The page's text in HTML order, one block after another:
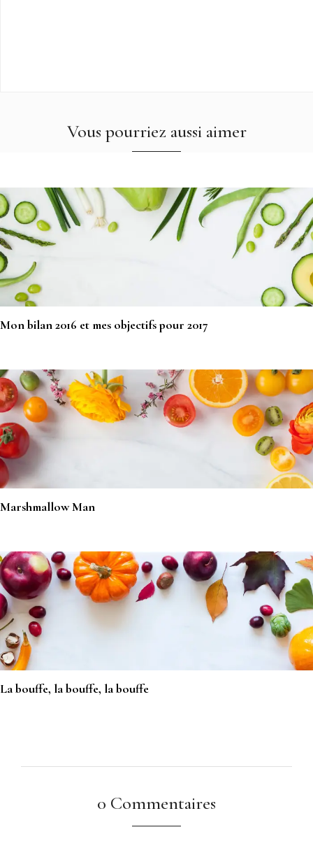
Vous pourriez aussi aimer
Mon bilan 2016 et mes objectifs pour 2017
Marshmallow Man
La bouffe, la bouffe, la bouffe
0 Commentaires